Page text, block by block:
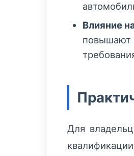
Влияние
повышают
Для